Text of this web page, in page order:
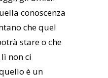
conoscenza
che quel
stare o che
non ci
è un